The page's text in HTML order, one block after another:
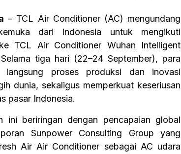
– TCL Air Conditioner (AC) mengundang
dari Indonesia untuk mengikuti
TCL Air Conditioner Wuhan Intelligent
tiga hari (22–24 September), para
langsung proses produksi dan inovasi
dunia, sekaligus memperkuat keseriusan
pasar Indonesia.
ini beriringan dengan pencapaian global
Sunpower Consulting Group yang
Air Air Conditioner sebagai AC udara